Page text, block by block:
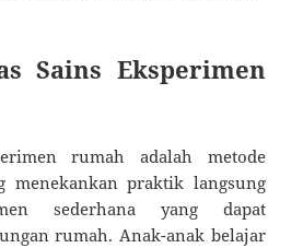
Sains Eksperimen
rumah adalah metode
menekankan praktik langsung
sederhana yang dapat
rumah. Anak-anak belajar